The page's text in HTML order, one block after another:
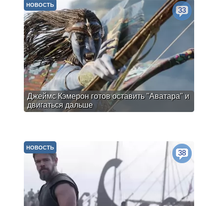
Джеймс Кэмерон готов оставить "Аватара" и
двигаться дальше
НОВОСТЬ
33
НОВОСТЬ
38